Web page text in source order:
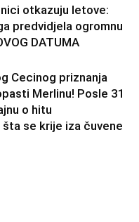
otkazuju letove:
predvidjela ogromnu
DATUMA
Cecinog priznanja
Merlinu! Posle 31
o hitu
šta se krije iza čuvene